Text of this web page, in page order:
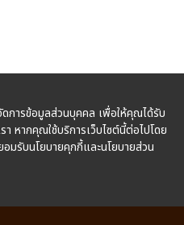
การข้อมูลส่วนบุคคล เพื่อให้คุณได้รับ
หากคุณใช้บริการเว็บไซต์นี้ต่อไปโดย
มรับนโยบายคุกกี้และนโยบายส่วน